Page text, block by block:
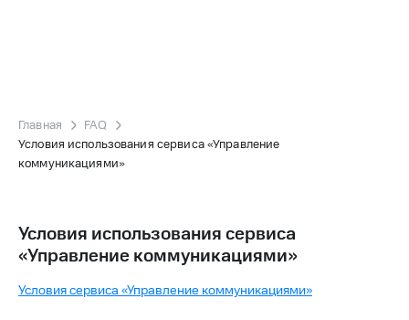
Главная
FAQ
Условия использования сервиса «Управление
коммуникациями»
Условия использования сервиса
«Управление коммуникациями»
Условия сервиса «Управление коммуникациями»